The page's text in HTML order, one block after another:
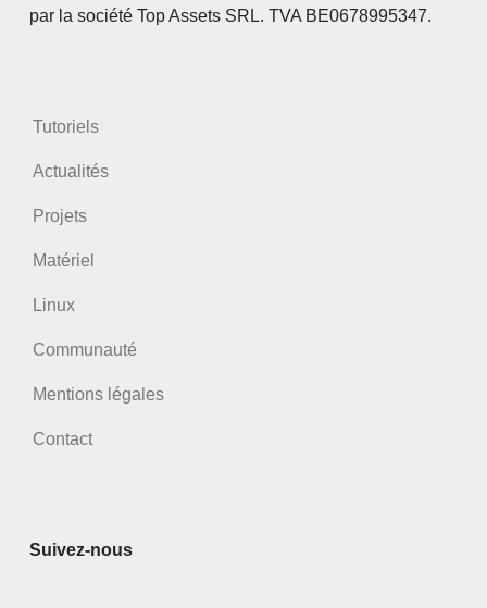
par la société Top Assets SRL. TVA BE0678995347.
Tutoriels
Actualités
Projets
Matériel
Linux
Communauté
Mentions légales
Contact
Suivez-nous